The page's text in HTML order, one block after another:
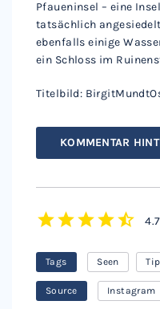
Pfaueninsel – eine
tatsächlich
ebenfalls einige
ein Schloss im
Titelbild:
KOMMENTAR
Tags Seen
Source Instagram